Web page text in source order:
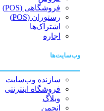
فروشگاهی (POS)
رستوران (POS)
اشتراک‌ها
اجاره
وب‌سایت‌ها
سازنده وب‌سایت
فروشگاه اینترنتی
وبلاگ
انجمن